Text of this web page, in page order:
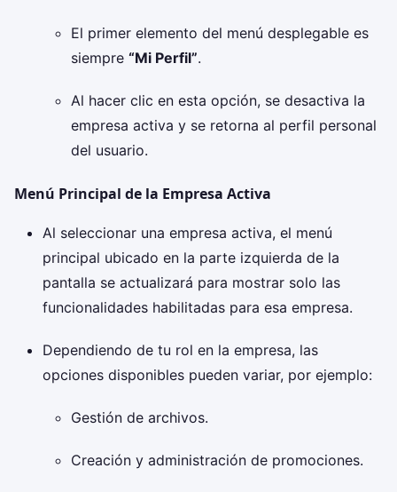
El primer elemento del menú desplegable es
siempre “Mi Perfil”.
Al hacer clic en esta opción, se desactiva la
empresa activa y se retorna al perfil personal
del usuario.
Menú Principal de la Empresa Activa
Al seleccionar una empresa activa, el menú
principal ubicado en la parte izquierda de la
pantalla se actualizará para mostrar solo las
funcionalidades habilitadas para esa empresa.
Dependiendo de tu rol en la empresa, las
opciones disponibles pueden variar, por ejemplo:
Gestión de archivos.
Creación y administración de promociones.